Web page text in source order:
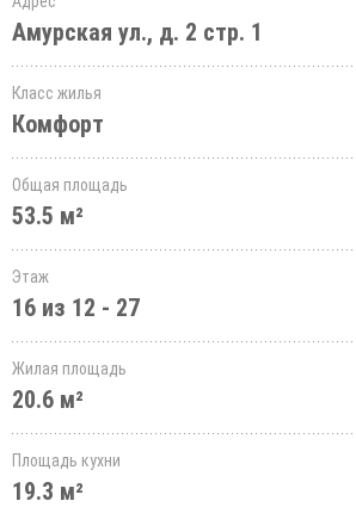
Амурская ул., д. 2 стр. 1
Класс жилья
Комфорт
Общая площадь
53.5 м²
Этаж
16 из 12 - 27
Жилая площадь
20.6 м²
Площадь кухни
19.3 м²